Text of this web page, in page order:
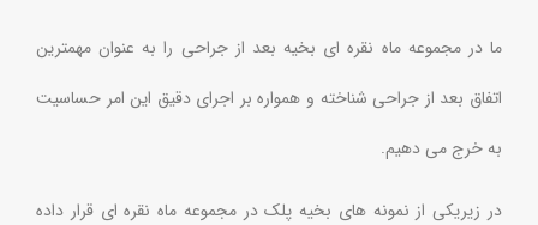
ما در مجموعه ماه نقره ای بخیه بعد از جراحی را به عنوان مهمترین
اتفاق بعد از جراحی شناخته و همواره بر اجرای دقیق این امر حساسیت
به خرج می دهیم.
در زیریکی از نمونه های بخیه پلک در مجموعه ماه نقره ای قرار داده